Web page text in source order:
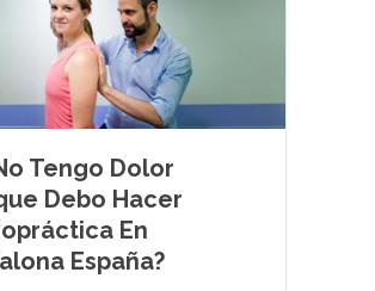
Tengo Dolor
Debo Hacer
En
España?